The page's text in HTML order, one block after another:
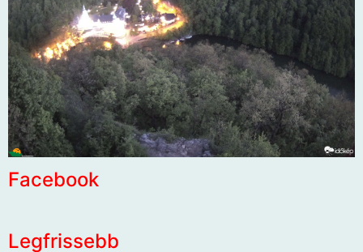
Facebook
Legfrissebb